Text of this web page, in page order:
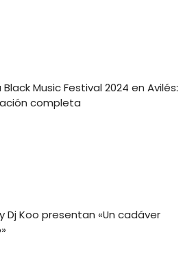
Music Festival 2024 en Avilés:
completa
Dj Koo presentan «Un cadáver